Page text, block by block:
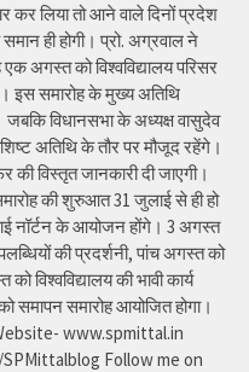
कर लिया तो आने वाले दिनों प्रदेश
ही होगी। प्रो. अग्रवाल ने
अगस्त को विश्वविद्यालय परिसर
इस समारोह के मुख्य अतिथि
जबकि विधानसभा के अध्यक्ष वासुदेव
अतिथि के तौर पर मौजूद रहेंगे।
विस्तृत जानकारी दी जाएगी।
की शुरुआत 31 जुलाई से ही हो
नॉर्टन के आयोजन होंगे। 3 अगस्त
की प्रदर्शनी, पांच अगस्त को
विश्वविद्यालय की भावी कार्य
समापन समारोह आयोजित होगा।
www.spmittal.in
Follow me on